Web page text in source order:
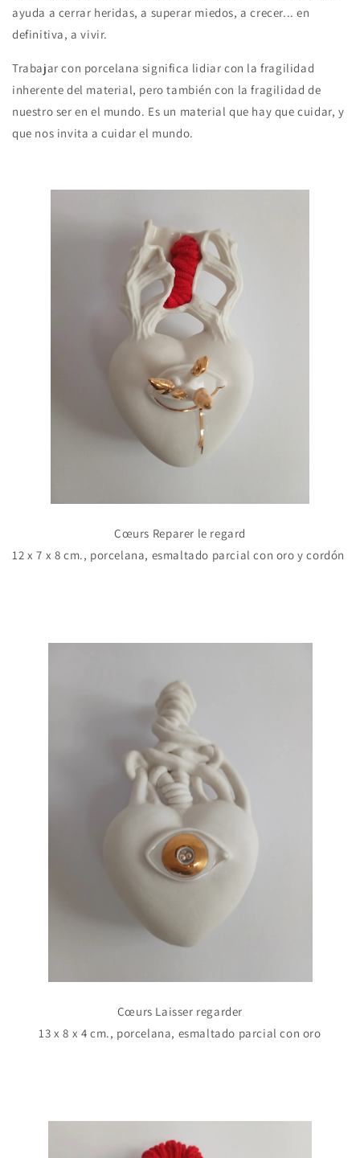
ayuda a cerrar heridas, a superar miedos, a crecer... en
definitiva, a vivir.
Trabajar con porcelana significa lidiar con la fragilidad
inherente del material, pero también con la fragilidad de
nuestro ser en el mundo. Es un material que hay que cuidar, y
que nos invita a cuidar el mundo.
Cœurs Reparer le regard
12 x 7 x 8 cm., porcelana, esmaltado parcial con oro y cordón
Cœurs Laisser regarder
13 x 8 x 4 cm., porcelana, esmaltado parcial con oro